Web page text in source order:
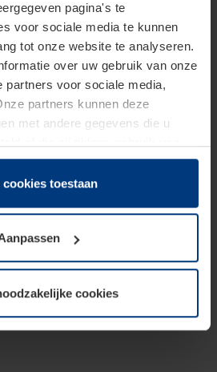
pagina's te
voor sociale media te kunnen
tot onze website te analyseren.
over uw gebruik van onze
partners voor sociale media,
partners kunnen deze
met andere gegevens die u
recht om cookies op uw
vereist is. Voor alle andere
benodigd. Uw
elk moment bij de uitleg van de
cookies toestaan
cookies